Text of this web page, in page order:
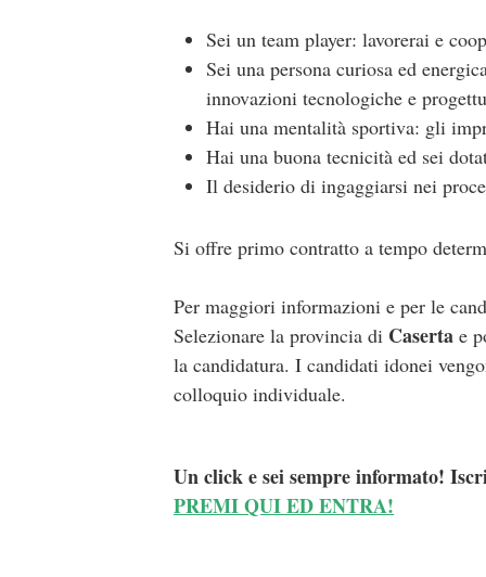
Sei un team player: lavorerai e
Sei una persona curiosa ed
innovazioni tecnologiche e
Hai una mentalità sportiva: gli
Hai una buona tecnicità ed sei
Il desiderio di ingaggiarsi nei
Si offre primo contratto a tempo
Per maggiori informazioni e per le
Selezionare la provincia di Caserta e
la candidatura. I candidati idonei
colloquio individuale.
Un click e sei sempre informato!
PREMI QUI ED ENTRA!